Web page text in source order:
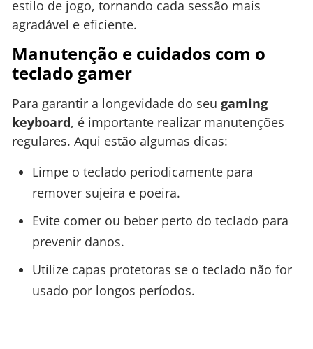
estilo de jogo, tornando cada sessão mais
agradável e eficiente.
Manutenção e cuidados com o
teclado gamer
Para garantir a longevidade do seu gaming
keyboard, é importante realizar manutenções
regulares. Aqui estão algumas dicas:
Limpe o teclado periodicamente para
remover sujeira e poeira.
Evite comer ou beber perto do teclado para
prevenir danos.
Utilize capas protetoras se o teclado não for
usado por longos períodos.